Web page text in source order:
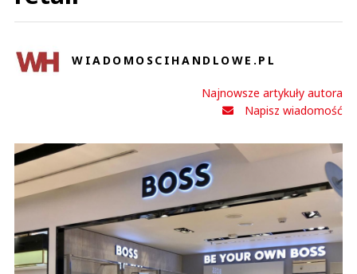
WIADOMOSCIHANDLOWE.PL
Najnowsze artykuły autora
Napisz wiadomość